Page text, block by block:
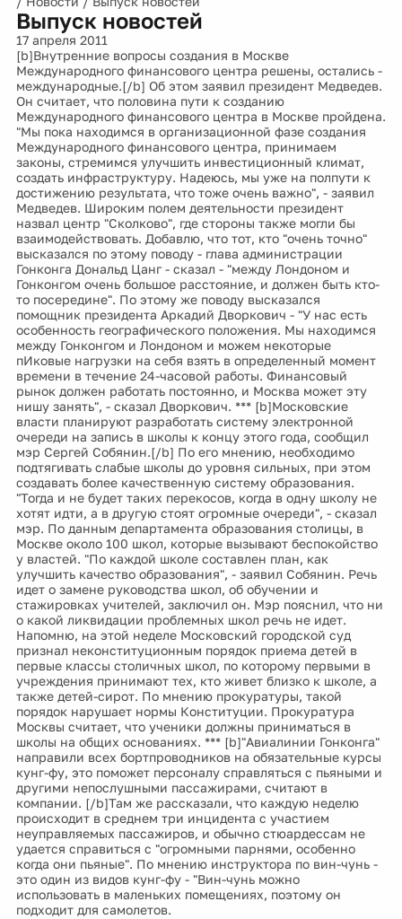
Выпуск новостей
17 апреля 2011
[b]Внутренние вопросы создания в Москве
Международного финансового центра решены, остались -
международные.[/b] Об этом заявил президент Медведев.
Он считает, что половина пути к созданию
Международного финансового центра в Москве пройдена.
"Мы пока находимся в организационной фазе создания
Международного финансового центра, принимаем
законы, стремимся улучшить инвестиционный климат,
создать инфраструктуру. Надеюсь, мы уже на полпути к
достижению результата, что тоже очень важно", - заявил
Медведев. Широким полем деятельности президент
назвал центр "Сколково", где стороны также могли бы
взаимодействовать. Добавлю, что тот, кто "очень точно"
высказался по этому поводу - глава администрации
Гонконга Дональд Цанг - сказал - "между Лондоном и
Гонконгом очень большое расстояние, и должен быть кто-
то посередине". По этому же поводу высказался
помощник президента Аркадий Дворкович - "У нас есть
особенность географического положения. Мы находимся
между Гонконгом и Лондоном и можем некоторые
пИковые нагрузки на себя взять в определенный момент
времени в течение 24-часовой работы. Финансовый
рынок должен работать постоянно, и Москва может эту
нишу занять", - сказал Дворкович. *** [b]Московские
власти планируют разработать систему электронной
очереди на запись в школы к концу этого года, сообщил
мэр Сергей Собянин.[/b] По его мнению, необходимо
подтягивать слабые школы до уровня сильных, при этом
создавать более качественную систему образования.
"Тогда и не будет таких перекосов, когда в одну школу не
хотят идти, а в другую стоят огромные очереди", - сказал
мэр. По данным департамента образования столицы, в
Москве около 100 школ, которые вызывают беспокойство
у властей. "По каждой школе составлен план, как
улучшить качество образования", - заявил Собянин. Речь
идет о замене руководства школ, об обучении и
стажировках учителей, заключил он. Мэр пояснил, что ни
о какой ликвидации проблемных школ речь не идет.
Напомню, на этой неделе Московский городской суд
признал неконституционным порядок приема детей в
первые классы столичных школ, по которому первыми в
учреждения принимают тех, кто живет близко к школе, а
также детей-сирот. По мнению прокуратуры, такой
порядок нарушает нормы Конституции. Прокуратура
Москвы считает, что ученики должны приниматься в
школы на общих основаниях. *** [b]"Авиалинии Гонконга"
направили всех бортпроводников на обязательные курсы
кунг-фу, это поможет персоналу справляться с пьяными и
другими непослушными пассажирами, считают в
компании. [/b]Там же рассказали, что каждую неделю
происходит в среднем три инцидента с участием
неуправляемых пассажиров, и обычно стюардессам не
удается справиться с "огромными парнями, особенно
когда они пьяные". По мнению инструктора по вин-чунь -
это один из видов кунг-фу - "Вин-чунь можно
использовать в маленьких помещениях, поэтому он
подходит для самолетов.